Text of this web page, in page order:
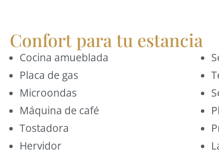
Confort para tu estancia
Cocina amueblada
Placa de gas
Microondas
Máquina de café
Tostadora
Hervidor